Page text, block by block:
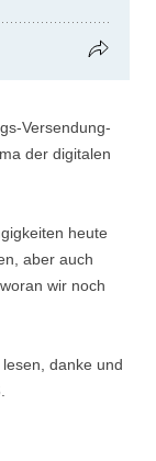
Versendung-
der digitalen
heute
aber auch
wir noch
danke und